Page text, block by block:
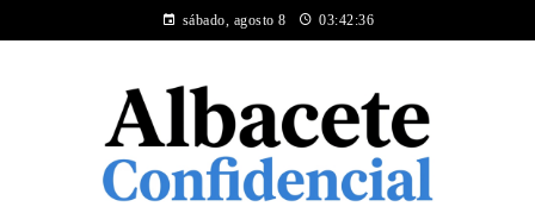
sábado, agosto 8 03:42:36